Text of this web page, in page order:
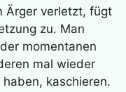
Ärger verletzt, fügt
zu. Man
momentanen
mal wieder
kaschieren.